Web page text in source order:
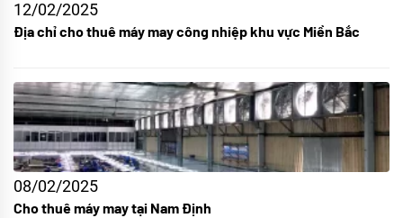
12/02/2025
Địa chỉ cho thuê máy may công nhiệp khu vực Miền Bắc
08/02/2025
Cho thuê máy may tại Nam Định